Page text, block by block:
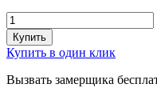
Купить
Купить в один клик
Вызвать замерщика